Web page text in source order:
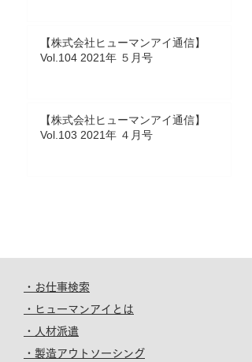
【株式会社ヒューマンアイ通信】
Vol.104 2021年 ５月号
【株式会社ヒューマンアイ通信】
Vol.103 2021年 ４月号
・お仕事検索
・ヒューマンアイとは
・人材派遣
・製造アウトソーシング